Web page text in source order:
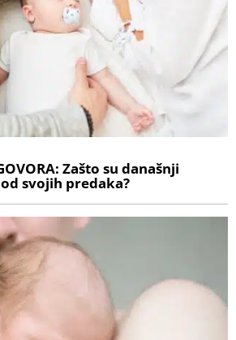
Zašto su današnji
svojih predaka?